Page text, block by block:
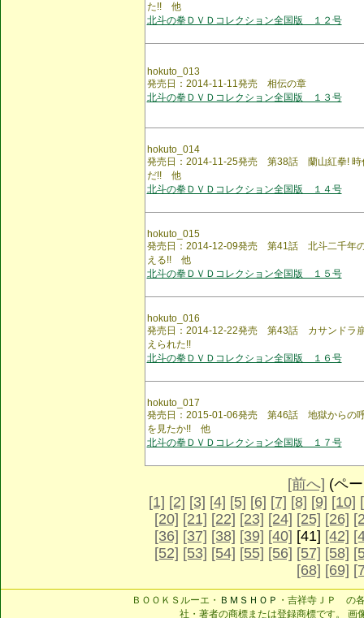
た!! 他
北斗の拳ＤＶＤコレクション全国版 １２号
hokuto_013
発売日：2014-11-11発売 相伝の章
北斗の拳ＤＶＤコレクション全国版 １３号
hokuto_014
発売日：2014-11-25発売 第38話 蘭山紅拳! 時
だ!! 他
北斗の拳ＤＶＤコレクション全国版 １４号
hokuto_015
発売日：2014-12-09発売 第41話 北斗二千年
える!! 他
北斗の拳ＤＶＤコレクション全国版 １５号
hokuto_016
発売日：2014-12-22発売 第43話 カサンドラ
えられた!!
北斗の拳ＤＶＤコレクション全国版 １６号
hokuto_017
発売日：2015-01-06発売 第46話 地獄からの
を見たか!! 他
北斗の拳ＤＶＤコレクション全国版 １７号
[前へ] (ペ
[1] [2] [3] [4] [5] [6] [7] [8] [9] [10]
[20] [21] [22] [23] [24] [25] [26]
[36] [37] [38] [39] [40] [41] [42]
[52] [53] [54] [55] [56] [57] [58]
[68] [69]
ＢＯＯＫＳルーエ・ ＢＭＳＨＯＰ ・吉祥寺ＪＰ の
社・著者の商標または登録商標です。 画